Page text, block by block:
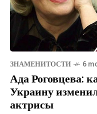
ЗНАМЕНИТОСТИ 6
Ада Роговцева:
Украину
актрисы